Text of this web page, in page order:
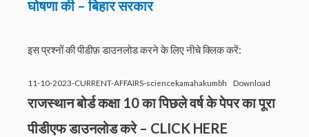
घोषणा की – बिहार सरकार
इस प्रश्नों की पीडीफ़ डाउनलोड करने के लिए नीचे क्लिक करें:
11-10-2023-CURRENT-AFFAIRS-sciencekamahakumbh Download
राजस्थान बोर्ड कक्षा 10 का पिछले वर्ष के पेपर का पूरा
पीडीएफ डाउनलोड करे – CLICK HERE